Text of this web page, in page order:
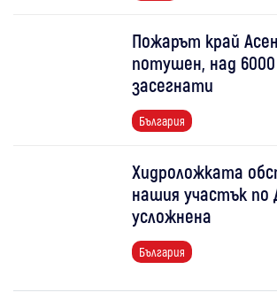
Пожарът край
потушен, над
засегнати
България
Хидроложката
нашия участък по
усложнена
България